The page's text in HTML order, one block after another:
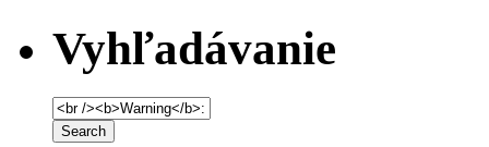
Vyhľadávanie